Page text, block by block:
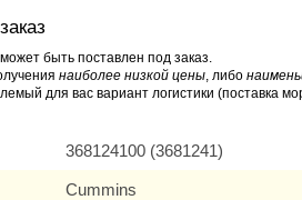
быть поставлен под заказ.
наиболее низкой цены, либо
для вас вариант логистики (поставка
368124100 (3681241)
Cummins